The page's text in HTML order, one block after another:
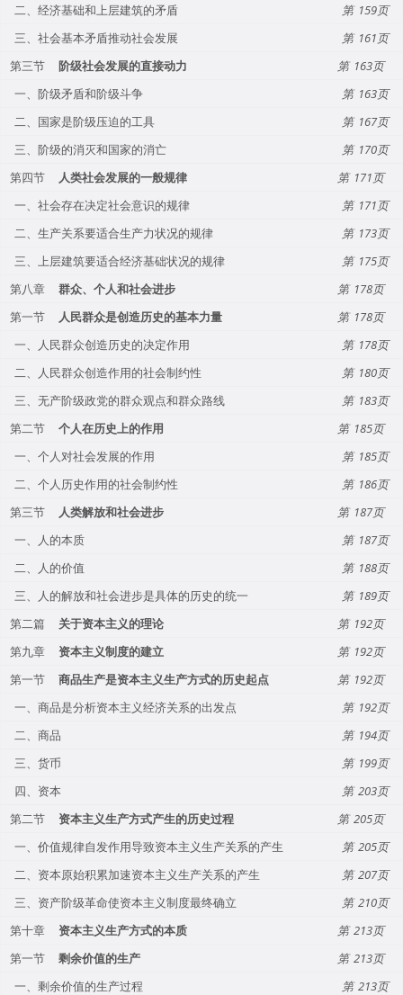
二、经济基础和上层建筑的矛盾
159
三、社会基本矛盾推动社会发展
161
第三节
阶级社会发展的直接动力
163
一、阶级矛盾和阶级斗争
163
二、国家是阶级压迫的工具
167
三、阶级的消灭和国家的消亡
170
第四节
人类社会发展的一般规律
171
一、社会存在决定社会意识的规律
171
二、生产关系要适合生产力状况的规律
173
三、上层建筑要适合经济基础状况的规律
175
第八章
群众、个人和社会进步
178
第一节
人民群众是创造历史的基本力量
178
一、人民群众创造历史的决定作用
178
二、人民群众创造作用的社会制约性
180
三、无产阶级政党的群众观点和群众路线
183
第二节
个人在历史上的作用
185
一、个人对社会发展的作用
185
二、个人历史作用的社会制约性
186
第三节
人类解放和社会进步
187
一、人的本质
187
二、人的价值
188
三、人的解放和社会进步是具体的历史的统一
189
第二篇
关于资本主义的理论
192
第九章
资本主义制度的建立
192
第一节
商品生产是资本主义生产方式的历史起点
192
一、商品是分析资本主义经济关系的出发点
192
二、商品
194
三、货币
199
四、资本
203
第二节
资本主义生产方式产生的历史过程
205
一、价值规律自发作用导致资本主义生产关系的产生
205
二、资本原始积累加速资本主义生产关系的产生
207
三、资产阶级革命使资本主义制度最终确立
210
第十章
资本主义生产方式的本质
213
第一节
剩余价值的生产
213
一、剩余价值的生产过程
213